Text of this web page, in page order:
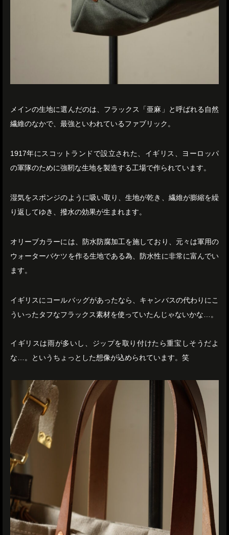
メインの生地に選んだのは、フラックス「亜麻」と呼ばれる自然
繊維のなかで、最強といわれているファブリック。
1917年にスコットランドで設立された、イギリス、ヨーロッパ
の軍隊のために強靭な生地を製造する工場で作られています。
湿気をスポンジのように吸い取り、生地が乾き、繊維が膨縮を繰
り返してゆき、撥水の効果が生まれます。
オリーブカラーには、防水防腐加工を施しており、元々は軍用の
ウォーターバケツを作る生地である為、防水性に非常に富んでい
ます。
イギリスにコールバッグがあったなら、キャンバスの代わりにこ
ういったタフなフラックス素材を使っていたんじゃないかな…。
イギリスは雨が多いし、ジップを取り付けたら重宝しそうだよ
な…。というちょっとした想像が込められています。笑